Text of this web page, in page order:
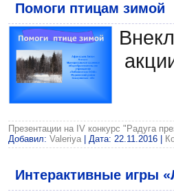
Помоги птицам зимой
Презентации на IV конкурс "Радуга
Добавил: Valeriya | Дата: 22.11.2016
Интерактивные игры